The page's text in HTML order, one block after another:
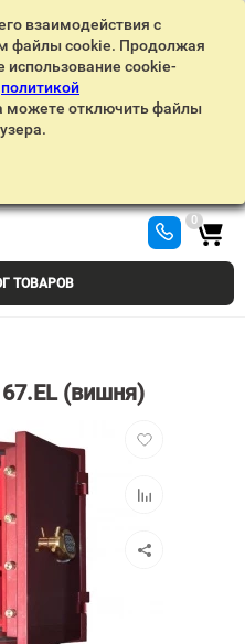
взаимодействия с
файлы cookie. Продолжая
использование cookie-
политикой
можете отключить файлы
ТОВАРОВ
0
(вишня)
Добавить
Добавить